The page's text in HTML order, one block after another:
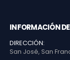
INFORMACIÓN
DIRECCIÓN:
San José, San